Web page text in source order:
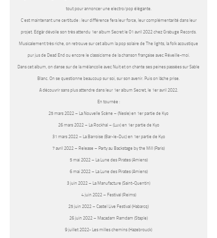
tout pour annoncer une electro/pop élégante.
C’est maintenant une certitude : leur différence fera leur force, leur complémentarité dans leur
projet. Edgär dévoile son très attendu 1er album Secret le 01 avril 2022 chez Grabuge Records.
Musicalement très riche, on retrouve sur cet album la pop solaire de The lights, la folk acoustique
pur jus de Dead End ou encore le classicisme de la chanson française avec Réveille-moi.
Dans cet album, on danse sur de la mélancolie avec Nuit et on chante ses peines passées sur Sable
Blanc. On se questionne beaucoup sur soi, sur son avenir. Puis on lâche prise.
A découvrir sans plus attendre dans leur 1er album Secret, le 1er avril 2022.
En tournée :
25 mars 2022 – La Nouvelle Scène – (Nesle) en 1er partie de Kyo
26 mars 2022 – La Rockhal – (Lux) en 1er partie de Kyo
31 mars 2022 – La Barroise (Bar-le-Duc) en 1er partie de Kyo
7 avril 2022 – Release – Party au Backstage by the Mill (Paris)
5 mai 2022 – La Lune des Pirates (Amiens)
6 mai 2022 – La Lune des Pirates (Amiens)
3 juin 2022 – La Manufacture (Saint-Quentin)
4 juin 2022 – Festival (Reims)
25 juin 2022 – Castel Live Festival (Habarcq)
26 juin 2022 – Macadam Ramdam (Staple)
9 juillet 2022- Les milles chemins (Hazebrouck)